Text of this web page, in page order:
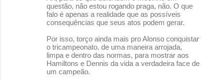
questão, não estou rogando praga, não. O que
falo é apenas a realidade que as possíveis
consequências que seus atos podem gerar.
Por isso, torço ainda mais pro Alonso conquistar
o tricampeonato, de uma maneira arrojada,
limpa e dentro das normas, para mostrar aos
Hamiltons e Dennis da vida a verdadeira face de
um campeão.